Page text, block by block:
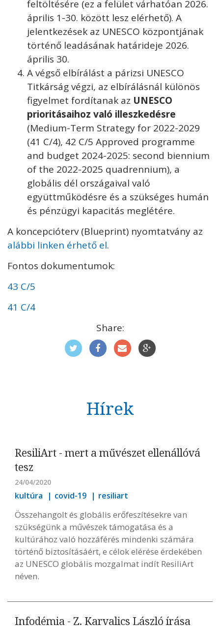
feltöltésére (ez a felület várhatóan 2026.
április 1-30. között lesz elérhető). A
jelentkezések az UNESCO központjának
történő leadásának határideje 2026.
április 30.
A végső elbírálást a párizsi UNESCO
Titkárság végzi, az elbírálásnál különös
figyelmet fordítanak az UNESCO
prioritásaihoz való illeszkedésre
(Medium-Term Strategy for 2022-2029
(41 C/4), 42 C/5 Approved programme
and budget 2024-2025: second biennium
of the 2022-2025 quadrennium), a
globális dél országaival való
együttműködésre és a szükséges humán
és pénzügyi kapacitás meglétére.
A koncepcióterv (Blueprint) nyomtatvány az
alábbi linken érhető el.
Fontos dokumentumok:
43 C/5
41 C/4
Share:
Hírek
ResiliArt - mert a művészet ellenállóvá
tesz
24/04/2020
kultúra covid-19 resiliart
Összehangolt és globális erőfeszítésekre van
szükségünk a művészek támogatása és a
kultúrához való hozzáférés mindenki számára
történő biztosításáért, e célok elérése érdekében
az UNESCO globális mozgalmat indít ResiliArt
néven.
Infodémia - Z. Karvalics László írása